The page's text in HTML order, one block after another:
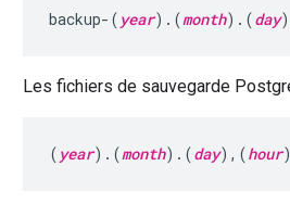
backup-( year).(month).(day
Les fichiers de sauvegarde
( year).(month).(day),(hour